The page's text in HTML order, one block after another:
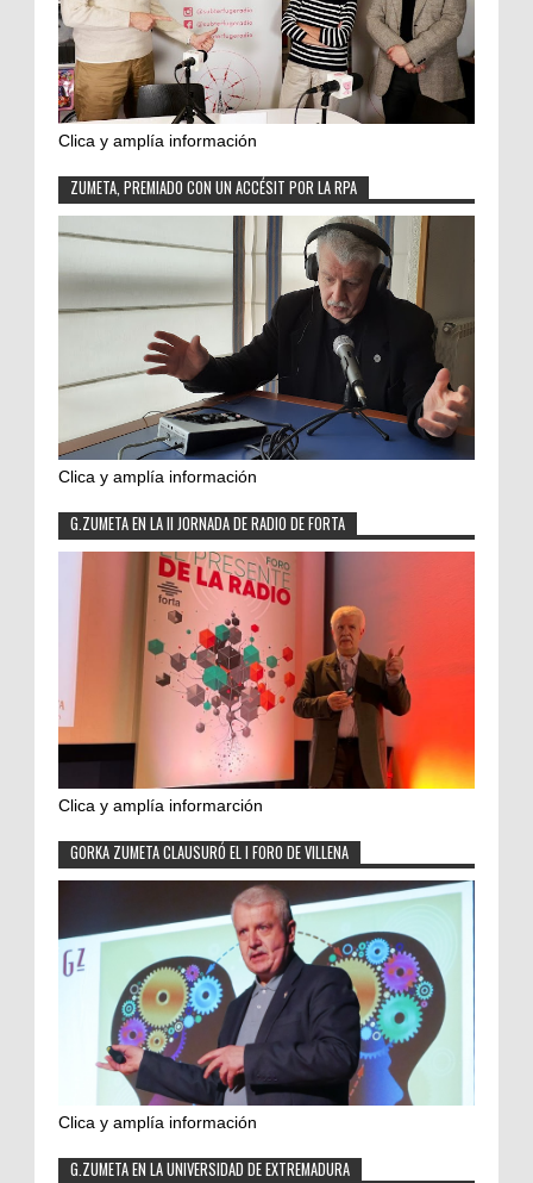
Clica y amplía información
ZUMETA, PREMIADO CON UN ACCÉSIT POR LA RPA
Clica y amplía información
G.ZUMETA EN LA II JORNADA DE RADIO DE FORTA
Clica y amplía informarción
GORKA ZUMETA CLAUSURÓ EL I FORO DE VILLENA
Clica y amplía información
G.ZUMETA EN LA UNIVERSIDAD DE EXTREMADURA